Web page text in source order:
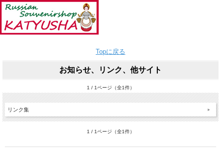
Topに戻る
お知らせ、リンク、他サイト
1 / 1ページ（全1件）
リンク集
1 / 1ページ（全1件）